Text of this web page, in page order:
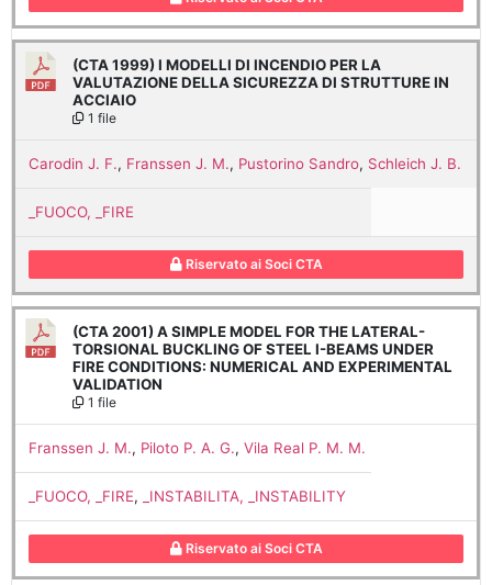
(CTA 1999) I MODELLI DI INCENDIO PER LA
VALUTAZIONE DELLA SICUREZZA DI STRUTTURE IN
ACCIAIO
1 file
Carodin J. F., Franssen J. M., Pustorino Sandro, Schleich J. B.
_FUOCO, _FIRE
Riservato ai Soci CTA
(CTA 2001) A SIMPLE MODEL FOR THE LATERAL-
TORSIONAL BUCKLING OF STEEL I-BEAMS UNDER
FIRE CONDITIONS: NUMERICAL AND EXPERIMENTAL
VALIDATION
1 file
Franssen J. M., Piloto P. A. G., Vila Real P. M. M.
_FUOCO, _FIRE, _INSTABILITA, _INSTABILITY
Riservato ai Soci CTA